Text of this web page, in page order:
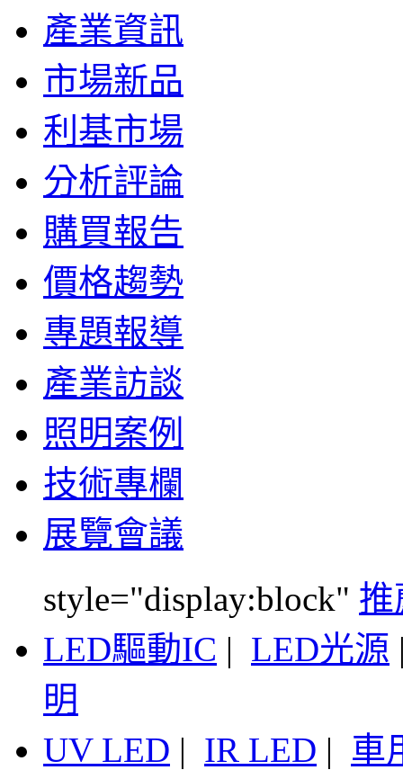
產業資訊
市場新品
利基市場
分析評論
購買報告
價格趨勢
專題報導
產業訪談
照明案例
技術專欄
展覽會議
style="display:block" 推
LED驅動IC | LED光源
明
UV LED | IR LED | 車